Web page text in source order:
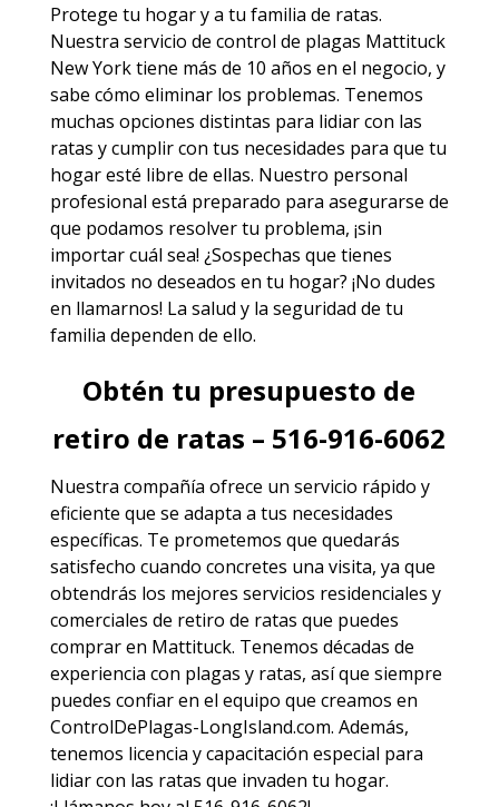
Protege tu hogar y a tu familia de ratas.
Nuestra servicio de control de plagas Mattituck
New Yorktiene más de 10 años en el negocio, y
sabe cómo eliminar los problemas. Tenemos
muchas opciones distintas para lidiar con las
ratas y cumplir con tus necesidades para que tu
hogar esté libre de ellas. Nuestro personal
profesional está preparado para asegurarse de
que podamos resolver tu problema, ¡sin
importar cuál sea! ¿Sospechas que tienes
invitados no deseados en tu hogar? ¡No dudes
en llamarnos! La salud y la seguridad de tu
familia dependen de ello.
Obtén tu presupuesto de
retiro de ratas – 516-916-6062
Nuestra compañía ofrece un servicio rápido y
eficiente que se adapta a tus necesidades
específicas. Te prometemos que quedarás
satisfecho cuando concretes una visita, ya que
obtendrás los mejores servicios residenciales y
comerciales de retiro de ratas que puedes
comprar en Mattituck. Tenemos décadas de
experiencia con plagas y ratas, así que siempre
puedes confiar en el equipo que creamos en
ControlDePlagas-LongIsland.com. Además,
tenemos licencia y capacitación especial para
lidiar con las ratas que invaden tu hogar.